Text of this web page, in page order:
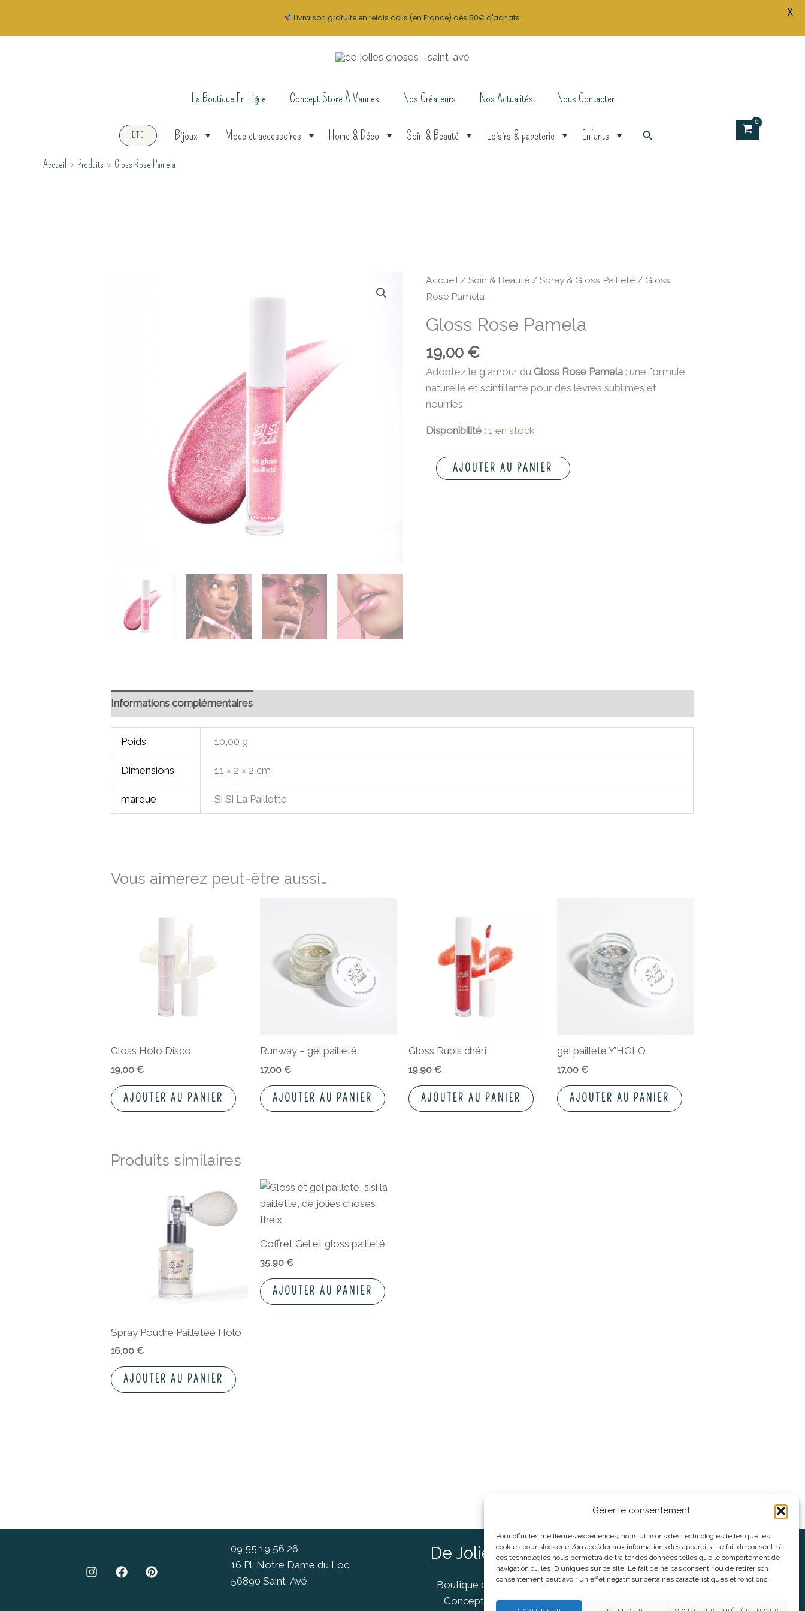
Gérer le consentement
Pour offrir les meilleures expériences, nous utilisons des technologies telles que les
cookies pour stocker et/ou accéder aux informations des appareils. Le fait de consentir à
ces technologies nous permettra de traiter des données telles que le comportement de
navigation ou les ID uniques sur ce site. Le fait de ne pas consentir ou de retirer son
consentement peut avoir un effet négatif sur certaines caractéristiques et fonctions.
La Boutique En Ligne Concept Store À Vannes Nos Créateurs Nos Actualités Nous Contacter
ÉTÉ Bijoux Mode et accessoires Home & Déco Soin & Beauté Loisirs & papeterie Enfants Rechercher
Accueil Produits Gloss Rose Pamela
Accueil/ Soin & Beauté/ Spray & Gloss Pailleté/ Gloss
Rose Pamela
Gloss Rose Pamela
19,00 €
Adoptez le glamour du Gloss Rose Pamela: une formule
naturelle et scintillante pour des lèvres sublimes et
nourries.
Disponibilité : 1 en stock
quantité
de
Rose
AJOUTER AU PANIER
Informations complémentaires
Poids 10,00 g
Dimensions 11 × 2 × 2 cm
marque Si Si La Paillette
Vous aimerez peut-être aussi…
Gloss Holo Disco
19,00€
AJOUTER AU PANIER
Runway – gel pailleté
17,00 €
AJOUTER AU PANIER
Gloss Rubis chéri
19,90 €
AJOUTER AU PANIER
gel pailleté Y’HOLO
17,00€
AJOUTER AU PANIER
Produits similaires
Spray Poudre Pailletée Holo
16,00€
AJOUTER AU PANIER
Coffret Gel et gloss pailleté
35,90 €
AJOUTER AU PANIER
09 55 19 56 26
16 Pl. Notre Dame du Loc
56890 Saint-Avé
De Jolies Choses
Boutique cadeaux Vannes
Concept Store Vannes
Informations légales
CGV
Livraison gratuite en relais colis (en France) dès 50€ d'achats. X